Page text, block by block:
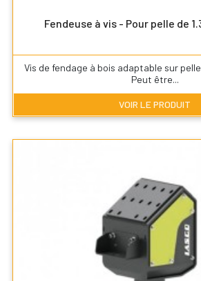
Fendeuse à vis - Pour pelle de
Vis de fendage à bois adaptable sur
Peut être...
VOIR LE PRODUIT